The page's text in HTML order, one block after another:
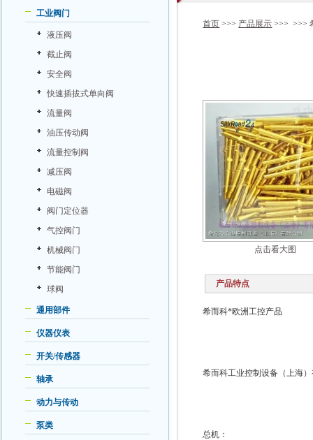
工业阀门
液压阀
截止阀
安全阀
快速插拔式单向阀
流量阀
油压传动阀
流量控制阀
减压阀
电磁阀
阀门定位器
气控阀门
机械阀门
节能阀门
球阀
通用部件
仪器仪表
开关/传感器
轴承
动力与传动
泵类
首页 >>> 产品展示 >>> >>>
点击看大图
产品特点
希而科*欧洲工控产品
希而科工业控制设备（上海
总机：